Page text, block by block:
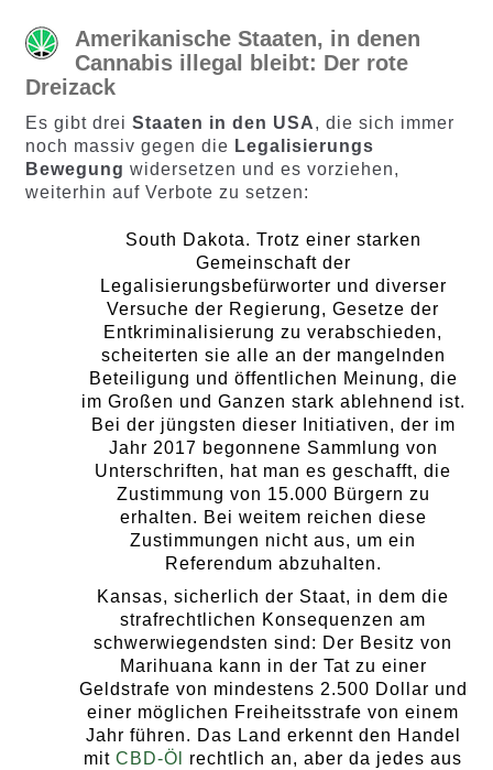
Amerikanische Staaten, in denen
Cannabis illegal bleibt: Der rote
Dreizack
Es gibt drei Staaten in den USA, die sich immer
noch massiv gegen die Legalisierungs
Bewegung widersetzen und es vorziehen,
weiterhin auf Verbote zu setzen:
South Dakota. Trotz einer starken
Gemeinschaft der
Legalisierungsbefürworter und diverser
Versuche der Regierung, Gesetze der
Entkriminalisierung zu verabschieden,
scheiterten sie alle an der mangelnden
Beteiligung und öffentlichen Meinung, die
im Großen und Ganzen stark ablehnend ist.
Bei der jüngsten dieser Initiativen, der im
Jahr 2017 begonnene Sammlung von
Unterschriften, hat man es geschafft, die
Zustimmung von 15.000 Bürgern zu
erhalten. Bei weitem reichen diese
Zustimmungen nicht aus, um ein
Referendum abzuhalten.
Kansas, sicherlich der Staat, in dem die
strafrechtlichen Konsequenzen am
schwerwiegendsten sind: Der Besitz von
Marihuana kann in der Tat zu einer
Geldstrafe von mindestens 2.500 Dollar und
einer möglichen Freiheitsstrafe von einem
Jahr führen. Das Land erkennt den Handel
mit CBD-Öl
rechtlich an, aber da jedes aus